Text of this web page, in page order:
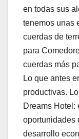
en todas sus
tenemos unas
cuerdas de
para
cuerdas más
Lo que antes
productivas.
Dreams Hotel:
oportunidades
desarrollo